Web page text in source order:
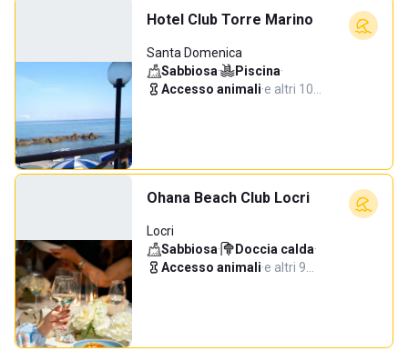
Hotel Club Torre Marino
Santa Domenica
Sabbiosa· Piscina·
Accesso animali·e altri 10…
Ohana Beach Club Locri
Locri
Sabbiosa· Doccia calda·
Accesso animali·e altri 9…